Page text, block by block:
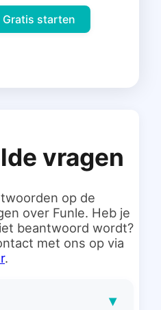
starten
Gratis starten
vragen
op de
over Funle. Heb je
beantwoord wordt?
met ons op via
.
▾